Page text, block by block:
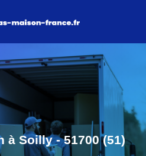
à Soilly - 51700 (51)